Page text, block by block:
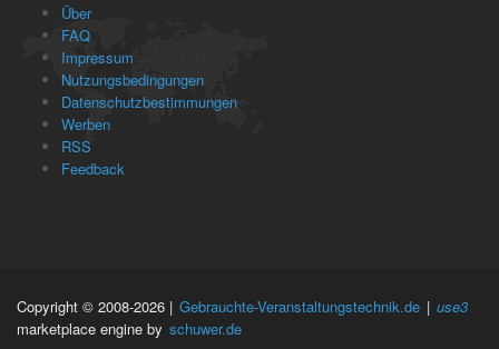
Über
FAQ
Impressum
Nutzungsbedingungen
Datenschutzbestimmungen
Werben
RSS
Feedback
Copyright © 2008-2026 | Gebrauchte-Veranstaltungstechnik.de | use3
marketplace engine by schuwer.de